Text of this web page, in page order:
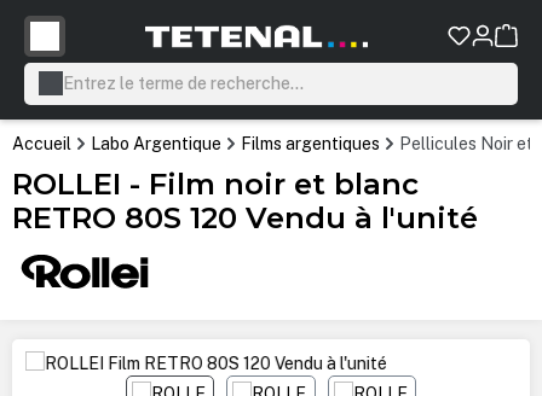
principal
Accueil Labo Argentique Films argentiques Pellicules Noir et
ROLLEI - Film noir et blanc
RETRO 80S 120 Vendu à l'unité
Ignorer la galerie d'images